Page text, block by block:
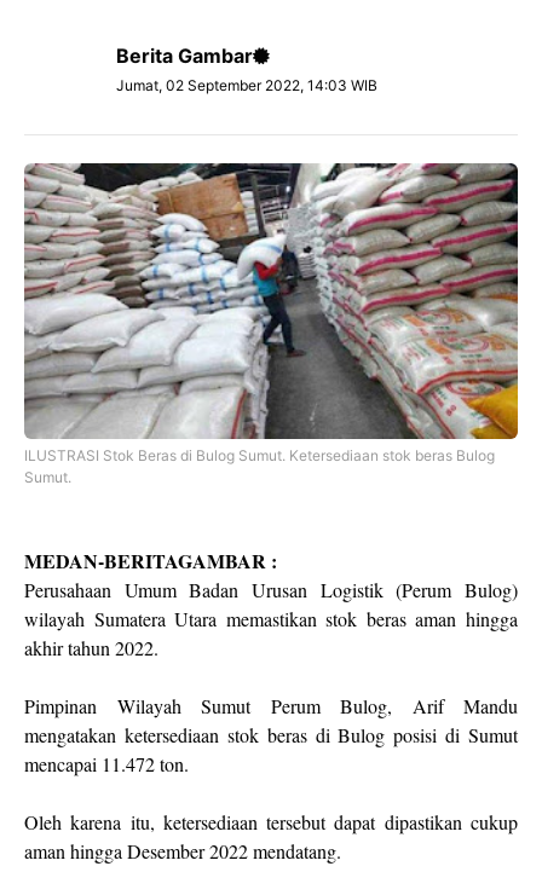
Berita Gambar
Jumat, 02 September 2022, 14:03 WIB
ILUSTRASI Stok Beras di Bulog Sumut. Ketersediaan stok beras Bulog
Sumut.
MEDAN-BERITAGAMBAR :
Perusahaan Umum Badan Urusan Logistik (Perum Bulog)
wilayah Sumatera Utara memastikan stok beras aman hingga
akhir tahun 2022.
Pimpinan Wilayah Sumut Perum Bulog, Arif Mandu
mengatakan ketersediaan stok beras di Bulog posisi di Sumut
mencapai 11.472 ton.
Oleh karena itu, ketersediaan tersebut dapat dipastikan cukup
aman hingga Desember 2022 mendatang.